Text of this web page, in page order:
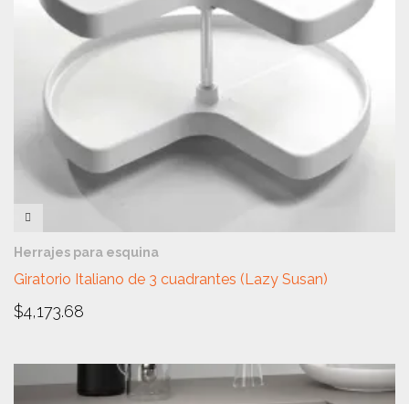
Herrajes para esquina
Giratorio Italiano de 3 cuadrantes (Lazy Susan)
$4,173.68